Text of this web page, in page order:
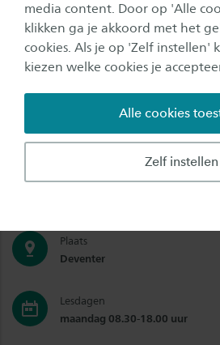
media content. Door op 'Alle
klikken ga je akkoord met het
cookies. Als je op 'Zelf instellen'
kiezen welke cookies je
Zelf instellen
Alle cookies
tonen
Een
Word leraar met
deeltijd!
Studiebelasting
Plaats
Deventer
Lesdagen
maandag 08.30-18.00 uur